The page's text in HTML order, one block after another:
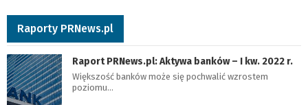
Raporty PRNews.pl
Raport PRNews.pl: Aktywa banków – I kw. 2022 r.
Większość banków może się pochwalić wzrostem
poziomu…